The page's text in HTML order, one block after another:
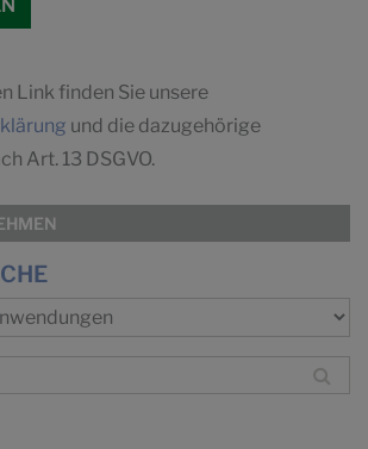
Link finden Sie unsere
und die dazugehörige
Art. 13 DSGVO.